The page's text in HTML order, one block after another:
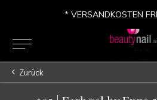
* VERSANDKOSTEN
Zurück